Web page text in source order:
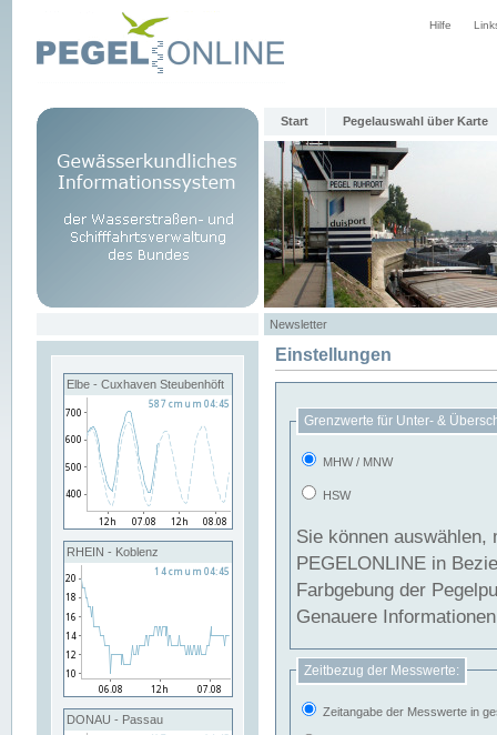
Hilfe
Start Pegelauswahl über Karte
Newsletter
Elbe - Cuxhaven Steubenhöft
RHEIN - Koblenz
DONAU - Passau
Einstellungen
Grenzwerte für Unter- &
MHW / MNW
HSW
Sie können
PEGELONLINE in Beziehung
Farbgebung der
Genauere
Zeitbezug der Messwerte:
Zeitangabe der Messwerte in